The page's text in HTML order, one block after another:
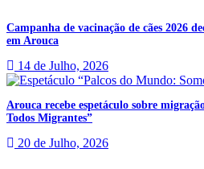
Campanha de vacinação de cães 2026
em Arouca
14 de Julho, 2026
Arouca recebe espetáculo sobre
Todos Migrantes”
20 de Julho, 2026